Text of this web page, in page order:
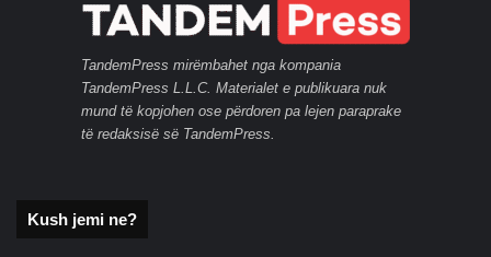
TandemPress mirëmbahet nga kompania
TandemPress L.L.C. Materialet e publikuara nuk
mund të kopjohen ose përdoren pa lejen paraprake
të redaksisë së TandemPress.
Kush jemi ne?